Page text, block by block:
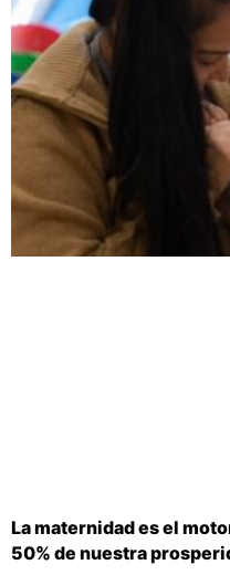
La maternidad es el
50% de nuestra